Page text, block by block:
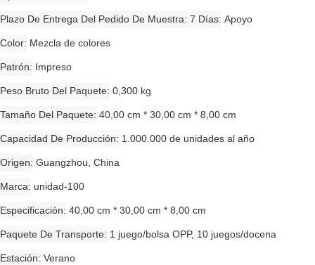
Plazo De Entrega Del Pedido De Muestra: 7 Días Apoyo
Color Mezcla de colores
Patrón Impreso
Peso Bruto Del Paquete 0,300 kg
Tamaño Del Paquete 40,00 cm * 30,00 cm * 8,00 cm
Capacidad De Producción 1.000.000 de unidades al año
Origen Guangzhou, China
Marca unidad-100
Especificación 40,00 cm * 30,00 cm * 8,00 cm
Paquete De Transporte 1 juego/bolsa OPP, 10 juegos/docena
Estación Verano